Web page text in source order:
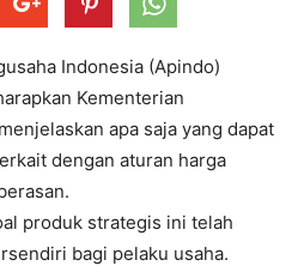
Indonesia (Apindo)
Kementerian
apa saja yang dapat
dengan aturan harga
produk strategis ini telah
bagi pelaku usaha.